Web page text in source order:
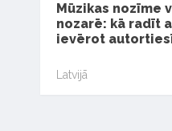
Mūzikas nozīme
nozarē: kā radīt
ievērot
Latvijā